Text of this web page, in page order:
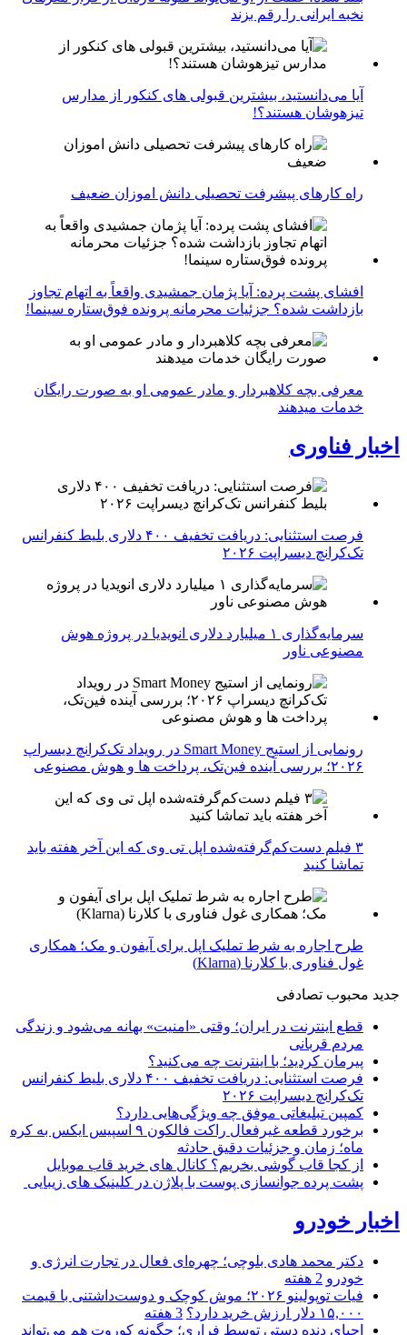
نخبه ایرانی را رقم بزند
آیا می‌دانستید، بیشترین قبولی های کنکور از مدارس
تیزهوشان هستند؟!
راه کارهای پیشرفت تحصیلی دانش اموزان ضعیف
افشای پشت پرده: آیا پژمان جمشیدی واقعاً به اتهام تجاوز
بازداشت شده؟ جزئیات محرمانه پرونده فوق‌ستاره سینما!
معرفی بچه کلاهبردار و مادر عمومی او به صورت رایگان
خدمات میدهند
اخبار فناوری
فرصت استثنایی: دریافت تخفیف ۴۰۰ دلاری بلیط کنفرانس
تک‌کرانچ دیسراپت ۲۰۲۶
سرمایه‌گذاری ۱ میلیارد دلاری انویدیا در پروژه هوش
مصنوعی ناور
رونمایی از استیج Smart Money در رویداد تک‌کرانچ دیسراپ
۲۰۲۶؛ بررسی آینده فین‌تک، پرداخت‌ ها و هوش مصنوعی
۳ فیلم دست‌کم‌گرفته‌شده اپل تی وی که این آخر هفته باید
تماشا کنید
طرح اجاره به شرط تملیک اپل برای آیفون و مک؛ همکاری
غول فناوری با کلارنا (Klarna)
جدید محبوب تصادفی
قطع اینترنت در ایران؛ وقتی «امنیت» بهانه می‌شود و زندگی
مردم قربانی
پیرمان کردید؛ با اینترنت چه می‌کنید؟
فرصت استثنایی: دریافت تخفیف ۴۰۰ دلاری بلیط کنفرانس
تک‌کرانچ دیسراپت ۲۰۲۶
کمپین تبلیغاتی موفق چه ویژگی‌هایی دارد؟
برخورد قطعه غیرفعال راکت فالکون ۹ اسپیس ایکس به کره
ماه؛ زمان و جزئیات دقیق حادثه
از کجا قاب گوشی بخریم؟ کانال های خرید قاب موبایل
پشت پرده جوانسازی پوست با پلاژن در کلینیک های زیبایی
اخبار خودرو
دکتر محمد هادی بلوچی؛ چهره‌ای فعال در تجارت انرژی و
خودرو 2 هفته
فیات توپولینو ۲۰۲۶؛ موش کوچک و دوست‌داشتنی با قیمت
۱۵,۰۰۰ دلار ارزش خرید دارد؟
3 هفته
احیای دنده دستی توسط فراری؛ چگونه کوروت هم می‌تواند